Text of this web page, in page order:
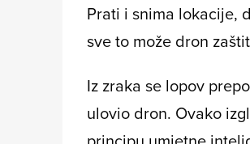
Prati i snima lokacije,
sve to može dron
Iz zraka se lopov
ulovio dron. Ovako